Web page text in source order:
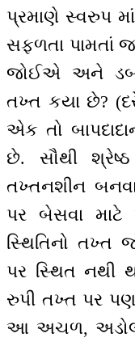
પ્રમાણે સ્વરુપ માં
સફળતા પામતાં
જોઈએ અને
તખ્ત કયા છે?
એક તો
છે. સૌથી
તખ્તનશીન
પર બેસવા
સ્થિતિનો તખ્ત
પર સ્થિત નથી
રુપી તખ્ત પર
આ અચળ,